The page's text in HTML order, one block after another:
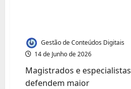
Gestão de Conteúdos Digitais
14 de Junho de 2026
Magistrados e especialistas
defendem maior